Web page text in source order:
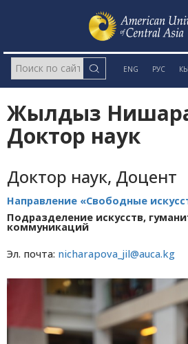
ENG РУС
Жылдыз
Доктор наук
Доктор наук, Доцент
Направление «Свободные
Подразделение искусств,
коммуникаций
Эл. почта: nicharapova_jil@auca.kg